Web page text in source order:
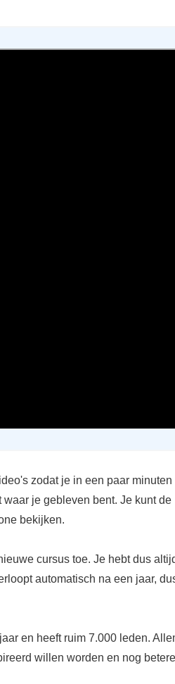
zodat je in een paar minuten
je gebleven bent. Je kunt de
bekijken.
cursus toe. Je hebt dus
automatisch na een jaar,
en heeft ruim 7.000 leden.
willen worden en nog